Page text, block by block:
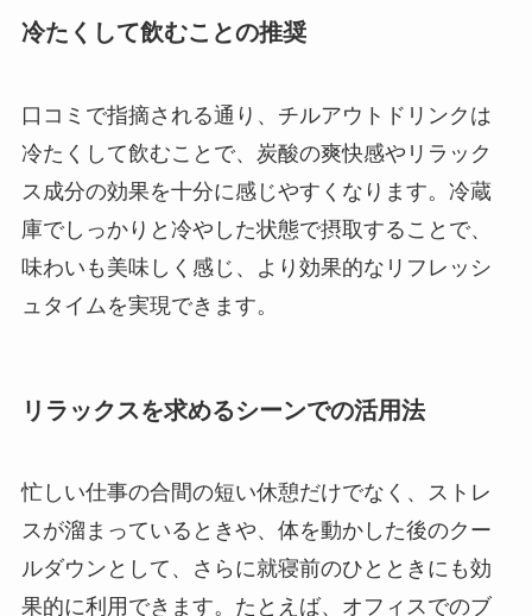
冷たくして飲むことの推奨
口コミで指摘される通り、チルアウトドリンクは
冷たくして飲むことで、炭酸の爽快感やリラック
ス成分の効果を十分に感じやすくなります。冷蔵
庫でしっかりと冷やした状態で摂取することで、
味わいも美味しく感じ、より効果的なリフレッシ
ュタイムを実現できます。
リラックスを求めるシーンでの活用法
忙しい仕事の合間の短い休憩だけでなく、ストレ
スが溜まっているときや、体を動かした後のクー
ルダウンとして、さらに就寝前のひとときにも効
果的に利用できます。たとえば、オフィスでのブ